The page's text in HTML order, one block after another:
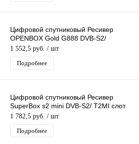
Цифровой спутниковый Ресивер
OPENBOX Gold G888 DVB-S2/
IPTV/T2MI слот для карты, поддержка
3G модема
1 552,5 руб. / шт
Подробнее
Цифровой спутниковый Ресивер
SuperBox s2 mini DVB-S2/ T2MI слот
для карты,поддержка 3G модема
1 782,5 руб. / шт
Подробнее